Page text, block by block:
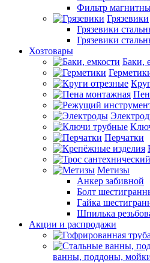
Фильтр
Грязевики
Грязевики
Грязевики
Хозтовары
Баки,
Перчатки
Метизы
Анкер забивной
Болт
Гайка
Шпилька
Акции и распродажи
ванны, поддоны,